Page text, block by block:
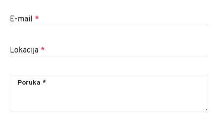
E-mail *
Lokacija *